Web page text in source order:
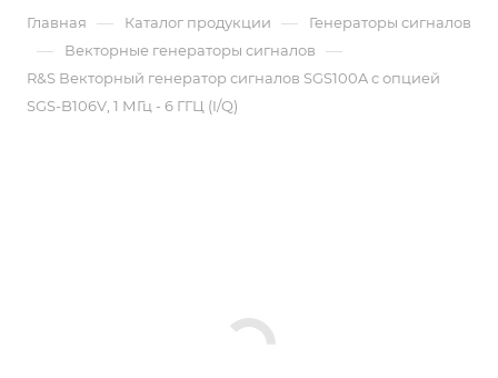
Главная — Каталог продукции — Генераторы сигналов
— Векторные генераторы сигналов —
R&S Векторный генератор сигналов SGS100A с опцией
SGS-B106V, 1 МГц - 6 ГГЦ (I/Q)